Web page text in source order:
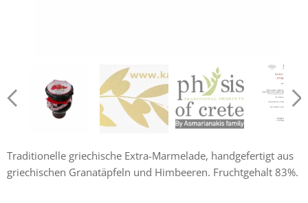
Košer certifikát
Traditionelle griechische Extra-Marmelade, handgefertigt aus
griechischen Granatäpfeln und Himbeeren. Fruchtgehalt 83%.